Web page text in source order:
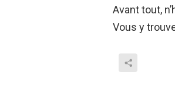
Avant tout,
Vous y